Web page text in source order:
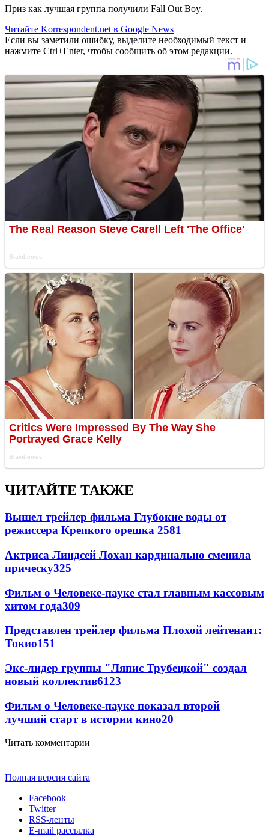
Приз как лучшая группа получили Fall Out Boy.
Читайте Korrespondent.net в Google News
Если вы заметили ошибку, выделите необходимый текст и
нажмите Ctrl+Enter, чтобы сообщить об этом редакции.
ЧИТАЙТЕ ТАКЖЕ
Вышел трейлер фильма Глубокие воды от
режиссера Крепкого орешка 2581
Актриса Линдсей Лохан кардинально сменила
прическу325
Фильм о Человеке-пауке стал главным кассовым
хитом года309
Представлен трейлер фильма Плохой лейтенант:
Токио151
Экс-лидер группы "Ляпис Трубецкой" создал
новый коллектив6123
Фильм о Человеке-пауке показал второй
лучший старт в истории кино20
Читать комментарии
Полная версия сайта
Facebook
Twitter
RSS-ленты
E-mail рассылка